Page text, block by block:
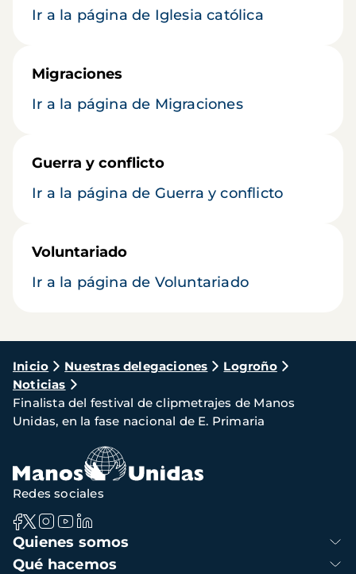
Ir a la página de Iglesia católica
Migraciones
Ir a la página de Migraciones
Guerra y conflicto
Ir a la página de Guerra y conflicto
Voluntariado
Ir a la página de Voluntariado
Ruta
de
navegación
Inicio Nuestras delegaciones
Logroño
Noticias
Finalista del festival de clipmetrajes de Manos
Unidas, en la fase nacional de E. Primaria
Navegación
principal
Quienes somos
Qué hacemos
Redes sociales